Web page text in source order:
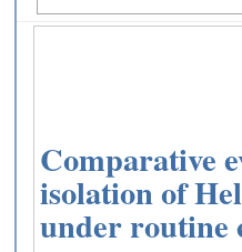
Comparative
isolation of
under routine